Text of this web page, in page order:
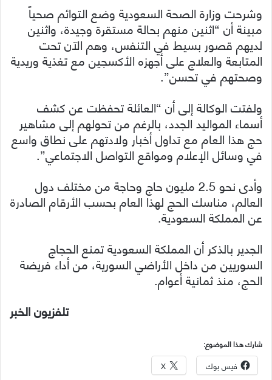
وشرحت وزارة الصحة السعودية وضع التوائم صحياً
مبينة أن “اثنين منهم بحالة مستقرة وجيدة، واثنين
لديهم قصور بسيط في التنفس، وهم الآن تحت
المتابعة والعلاج على أجهزه الأكسجين مع تغذية وريدية
وصحتهم في تحسن”.
ولفتت الوكالة إلى أن “العائلة تحفظت عن كشف
أسماء المواليد الجدد، بالرغم من تحولهم إلى مشاهير
حج هذا العام مع تداول أخبار ولادتهم على نطاق واسع
في وسائل الإعلام ومواقع التواصل الاجتماعي”.
وأدى نحو 2.5 مليون حاج وحاجة من مختلف دول
العالم، مناسك الحج لهذا العام بحسب الأرقام الصادرة
عن المملكة السعودية.
الجدير بالذكر أن المملكة السعودية تمنع الحجاج
السوريين من داخل الأراضي السورية، من أداء فريضة
الحج، منذ ثمانية أعوام.
تلفزيون الخبر
شارك هذا الموضوع:
فيس بوك X